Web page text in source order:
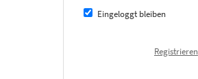
Eingeloggt bleiben
Registrieren